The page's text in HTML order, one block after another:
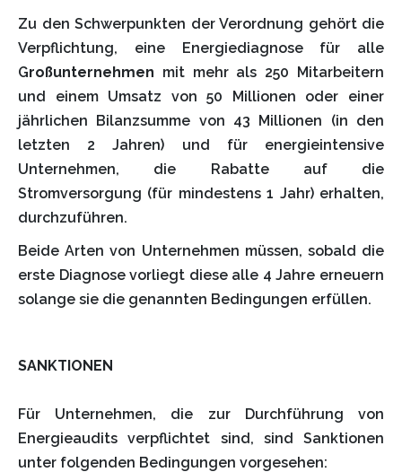
Zu den Schwerpunkten der Verordnung gehört die
Verpflichtung, eine Energiediagnose für alle
Großunternehmen mit mehr als 250 Mitarbeitern
und einem Umsatz von 50 Millionen oder einer
jährlichen Bilanzsumme von 43 Millionen (in den
letzten 2 Jahren) und für energieintensive
Unternehmen, die Rabatte auf die
Stromversorgung (für mindestens 1 Jahr) erhalten,
durchzuführen.
Beide Arten von Unternehmen müssen, sobald die
erste Diagnose vorliegt diese alle 4 Jahre erneuern
solange sie die genannten Bedingungen erfüllen.
SANKTIONEN
Für Unternehmen, die zur Durchführung von
Energieaudits verpflichtet sind, sind Sanktionen
unter folgenden Bedingungen vorgesehen: